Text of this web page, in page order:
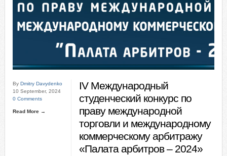
By Dmitry Davydenko
10 September, 2024
0 Comments
Read More →
IV Международный
студенческий конкурс по
праву международной
торговли и международному
коммерческому арбитражу
«Палата арбитров – 2024»